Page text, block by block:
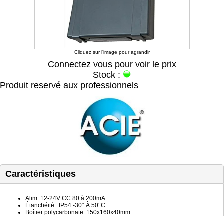
Cliquez sur l'image pour agrandir
Connectez vous pour voir le prix
Stock :
Produit reservé aux professionnels
Caractéristiques
Alim: 12-24V CC 80 à 200mA
Étanchéité : IP54 -30° À 50°C
Boîtier polycarbonate: 150x160x40mm